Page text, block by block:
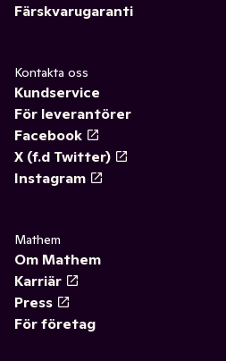
Färskvarugaranti
Kontakta oss
Kundservice
För leverantörer
Facebook
X (f.d Twitter)
Instagram
Mathem
Om Mathem
Karriär
Press
För företag